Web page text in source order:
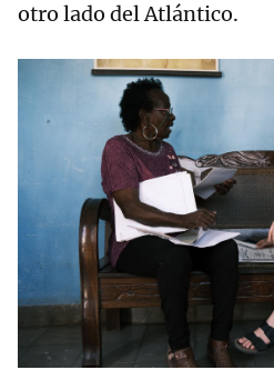
otro lado del Atlántico.